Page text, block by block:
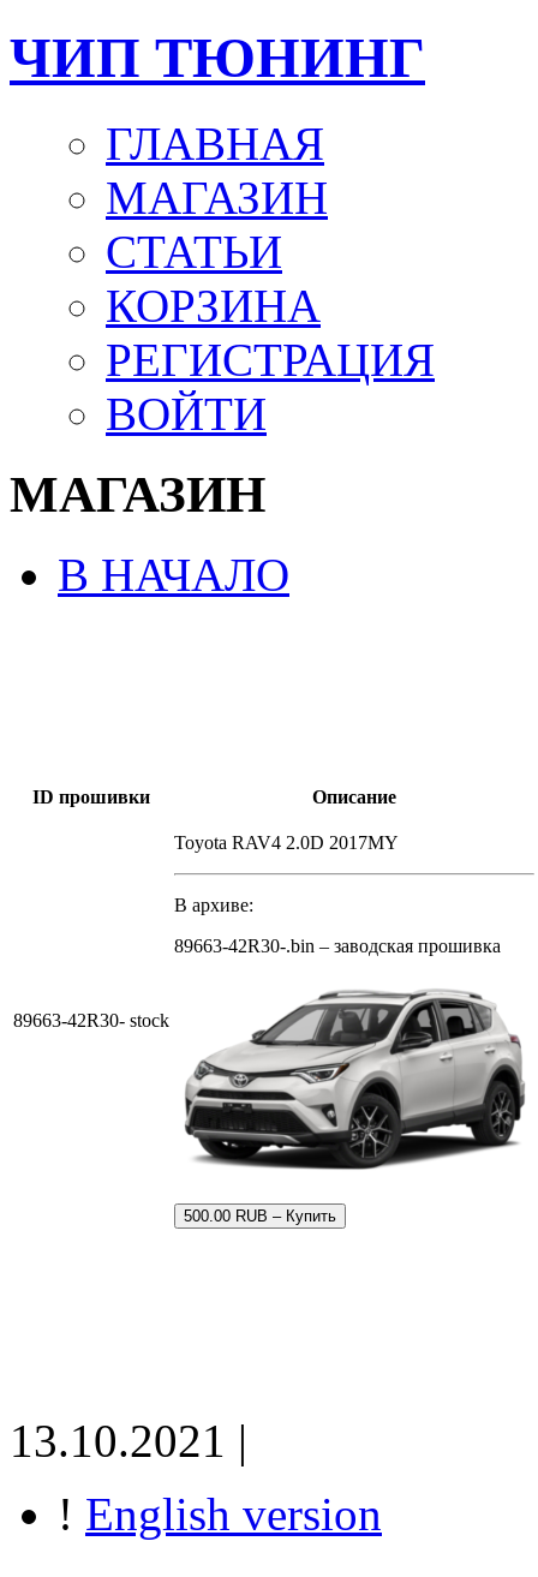
ЧИП ТЮНИНГ
ГЛАВНАЯ
МАГАЗИН
СТАТЬИ
КОРЗИНА
РЕГИСТРАЦИЯ
ВОЙТИ
МАГАЗИН
В НАЧАЛО
ID прошивки Описание
89663-42R30- stock
Toyota RAV4 2.0D 2017MY
В архиве:
89663-42R30-.bin – заводская прошивка
500.00 RUB – Купить
13.10.2021 |
! English version